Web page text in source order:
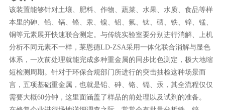
该装置能够针对土壤、肥料、作物、蔬菜、水果、水质、食品等样
本里的砷、铅、镉、铬、汞、镍、铝、氟、钛、硒、铁、锌、锰、
铜等元素展开快速联合测定。与传统实验室要分别进行消解、上机
分析不同元素不一样，莱恩德LD-ZSA采用一体化联合消解与显色
体系，一次前处理就能完成多种重金属的同步比色测定，极大地缩
短检测周期。针对于环保合规部门所进行的突击抽检这种场景而
言，五项基础重金属，也就是铅、砷、铬、镉、汞，其全流程仅仅
需要大概60分钟，这里面涵盖了样品的前处理以及试剂的准备。